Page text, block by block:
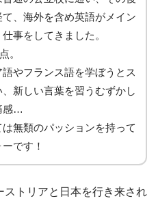
、海外を含め英語がメイン
事をしてきました。
。
やフランス語を学ぼうとス
、新しい言葉を習うむずかし
感…
無類のパッションを持って
です！
トリアと日本を行き来され